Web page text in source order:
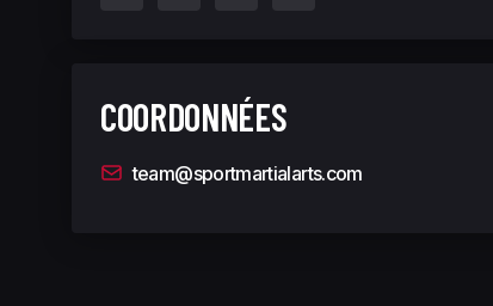
COORDONNÉES
team@sportmartialarts.com